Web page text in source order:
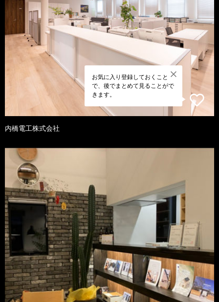
お気に入り登録しておくこと
で、後でまとめて見ることがで
きます。
内橋電工株式会社